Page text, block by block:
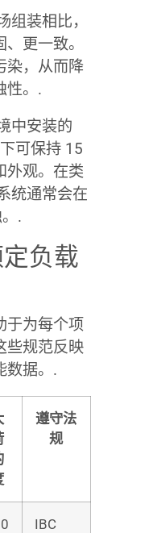
组装相比，
更一致。
染，从而降
性。.
中安装的
可保持 15
外观。在类
统通常会在
.
负载
于为每个项
些规范反映
数据。.
遵守法
规
IBC